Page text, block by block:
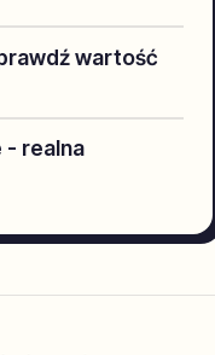
wartość
- realna